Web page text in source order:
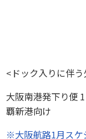
<ドック入りに伴
大阪南港発下り便
覇新港向け
※大阪航路1月スケ